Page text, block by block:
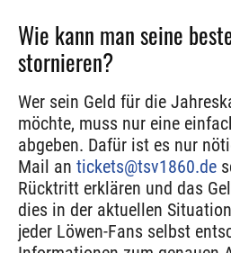
Wie kann man seine
stornieren?
Wer sein Geld für die
möchte, muss nur eine
abgeben. Dafür ist es nur
Mail an tickets@tsv1860.de
Rücktritt erklären und das
dies in der aktuellen
jeder Löwen-Fans selbst